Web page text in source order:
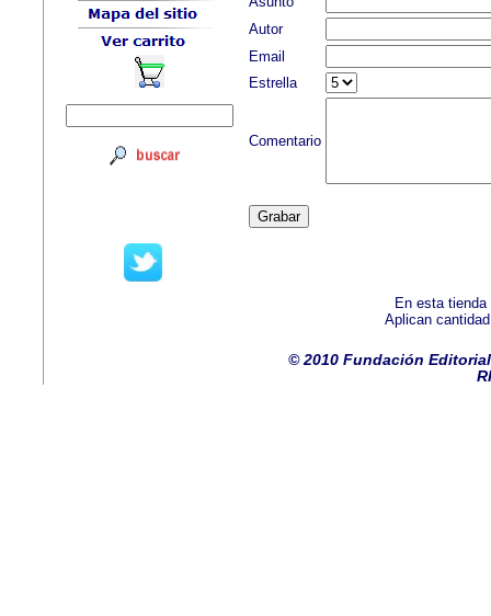
Autor
Email
Estrella
Comentario
En esta
Aplican
© 2010 Fundación